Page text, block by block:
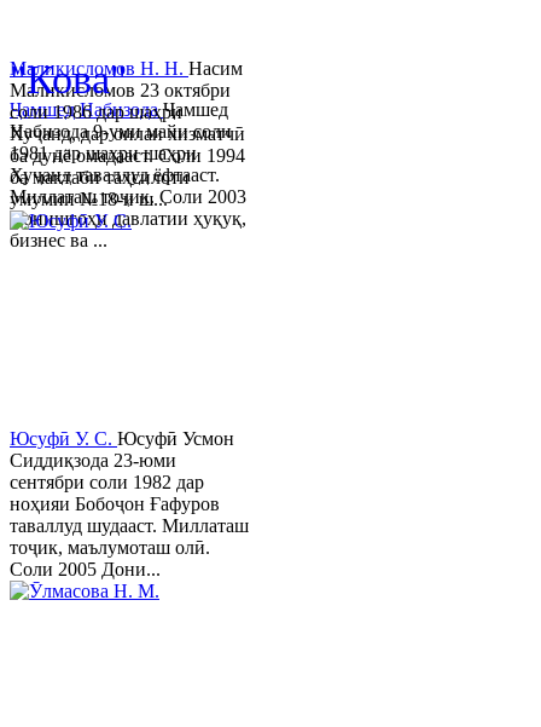
Ҷамшед НабизодаҶамшед
Набизода 9-уми майи соли
1981 дар шаҳри шаҳри
Хуҷанд таваллуд ёфтааст.
Миллаташ тоҷик. Соли 2003
Донишгоҳи давлатии ҳуқуқ,
бизнес ва ...
Маликисломов Н. Н. Насим
Маликисломов 23 октябри
соли 1986 дар шаҳри
Хуҷанд, дар оилаи хизматчӣ
ба дунё омадааст. Соли 1994
ба мактаби таҳсилоти
умумии №18-и ш...
Юсуфӣ У. C. Юсуфӣ Усмон
Сиддиқзода 23-юми
сентябри соли 1982 дар
ноҳияи Бобоҷон Ғафуров
таваллуд шудааст. Миллаташ
тоҷик, маълумоташ олӣ.
Соли 2005 Дони...
"Кова"